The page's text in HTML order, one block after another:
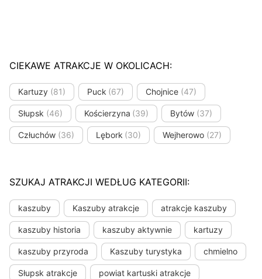
CIEKAWE ATRAKCJE W OKOLICACH:
Kartuzy (81) Puck (67) Chojnice (47)
Słupsk (46) Kościerzyna (39) Bytów (37)
Człuchów (36) Lębork (30) Wejherowo (27)
SZUKAJ ATRAKCJI WEDŁUG KATEGORII:
kaszuby Kaszuby atrakcje atrakcje kaszuby
kaszuby historia kaszuby aktywnie kartuzy
kaszuby przyroda Kaszuby turystyka chmielno
Słupsk atrakcje powiat kartuski atrakcje